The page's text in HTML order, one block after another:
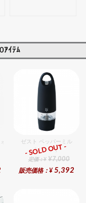
ｱｲﾃﾑ
スナー0.25 6個入りセット
ール 12個入りセット
ゼスト ペッパーミル
総合ﾗﾝｷﾝｸﾞ
定価：¥ ¥7,000
販売価格：¥ 5,392
- SOLD OUT -